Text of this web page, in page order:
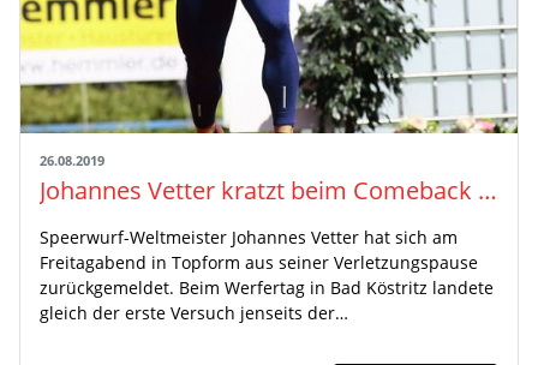
26.08.2019
Johannes Vetter kratzt beim Comeback an den 90 Metern
Speerwurf-Weltmeister Johannes Vetter hat sich am
Freitagabend in Topform aus seiner Verletzungspause
zurückgemeldet. Beim Werfertag in Bad Köstritz landete
gleich der erste Versuch jenseits der…